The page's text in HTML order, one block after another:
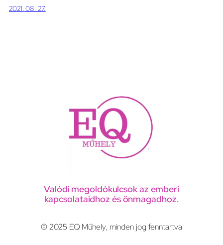
2021. 08. 27.
Valódi megoldókulcsok az emberi
kapcsolataidhoz és önmagadhoz.
© 2025 EQ Műhely, minden jog fenntartva